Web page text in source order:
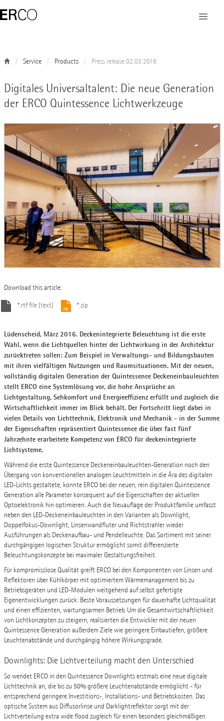
Service Products Press release 02.03.2016
Digitales Universaltalent: Die neue Generation
der ERCO Quintessence Lichtwerkzeuge
Download this article:
*.rtf file (text) *.zip
Lüdenscheid, März 2016. Deckenintegrierte Beleuchtung ist die erste
Wahl, wenn die Lichtquellen hinter der Lichtwirkung in der Architektur
zurücktreten sollen: Zum Beispiel in Verwaltungs- und Bildungsbauten
mit ihren vielfältigen Nutzungen und Raumsituationen. Mit der neuen,
vollständig digitalen Generation der Quintessence Deckeneinbauleuchten
stellt ERCO eine Systemlösung vor, die hohe Ansprüche an
Lichtgestaltung, Sehkomfort und Energieeffizienz erfüllt und zugleich die
Wirtschaftlichkeit immer im Blick behält. Der Fortschritt liegt dabei in
vielen Details von Lichttechnik, Elektronik und Mechanik - in der Summe
der Eigenschaften repräsentiert Quintessence die über fast fünf
Jahrzehnte erarbeitete Kompetenz von ERCO für deckenintegrierte
Lichtsysteme.
Während die erste Quintessence Deckeneinbauleuchten-Generation noch den
Übergang von konventionellen analogen Leuchtmitteln in die Ära des digitalen
LED-Lichts gestaltete, konnte ERCO bei der neuen, rein digitalen Quintessence
Generation alle Parameter konsequent auf die Eigenschaften der aktuellen
Optoelektronik hin optimieren. Auch die Neuauflage der Produktfamilie umfasst
neben den LED-Deckeneinbauleuchten in den Varianten als Downlight,
Doppelfokus-Downlight, Linsenwandfluter und Richtstrahler wieder
Ausführungen als Deckenaufbau- und Pendelleuchte. Das Sortiment mit seiner
durchgängigen logischen Struktur ermöglicht somit differenzierte
Beleuchtungskonzepte bei maximaler Gestaltungsfreiheit.
Für kompromisslose Qualität greift ERCO bei den Komponenten von Linsen und
Reflektoren über Kühlkörper mit optimiertem Wärmemanagement bis zu
Betriebsgeräten und LED-Modulen weitgehend auf selbst gefertigte
Eigenentwicklungen zurück: Beste Voraussetzungen für dauerhafte Lichtqualität
und einen effizienten, wartungsarmen Betrieb. Um die Gesamtwirtschaftlichkeit
von Lichtkonzepten zu steigern, realisierten die Entwickler mit der neuen
Quintessence Generation außerdem Ziele wie geringere Einbautiefen, größere
Leuchtenabstände und durchgängig höhere Wirkungsgrade.
Downlights: Die Lichtverteilung macht den Unterschied
So wendet ERCO in den Quintessence Downlights erstmals eine neue digitale
Lichttechnik an, die bis zu 50% größere Leuchtenabstände ermöglicht - für
entsprechend geringere Investitions-, Installations- und Betriebskosten. Das
optische System aus Diffusorlinse und Darklightreflektor sorgt mit der
Lichtverteilung extra wide flood zugleich für einen besonders gleichmäßigen